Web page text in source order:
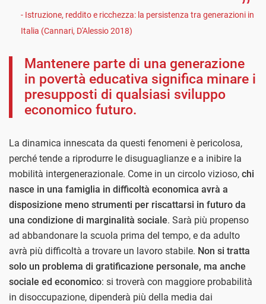
- Istruzione, reddito e ricchezza: la persistenza tra generazioni in
Italia (Cannari, D'Alessio 2018)
Mantenere parte di una generazione
in povertà educativa significa minare i
presupposti di qualsiasi sviluppo
economico futuro.
La dinamica innescata da questi fenomeni è pericolosa,
perché tende a riprodurre le disuguaglianze e a inibire la
mobilità intergenerazionale. Come in un circolo vizioso, chi
nasce in una famiglia in difficoltà economica avrà a
disposizione meno strumenti per riscattarsi in futuro da
una condizione di marginalità sociale. Sarà più propenso
ad abbandonare la scuola prima del tempo, e da adulto
avrà più difficoltà a trovare un lavoro stabile. Non si tratta
solo un problema di gratificazione personale, ma anche
sociale ed economico: si troverà con maggiore probabilità
in disoccupazione, dipenderà più della media dai